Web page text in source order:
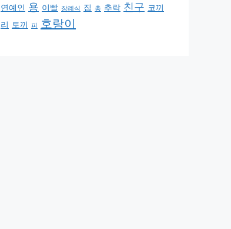
연예인 용 이빨 장례식 집 총 추락 친구 코끼
리 토끼 피 호랑이